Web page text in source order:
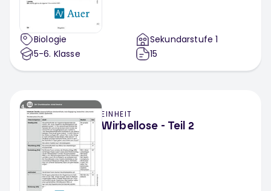
Biologie
5-6. Klasse
Sekundarstufe 1
15
EINHEIT
Wirbellose - Teil 2